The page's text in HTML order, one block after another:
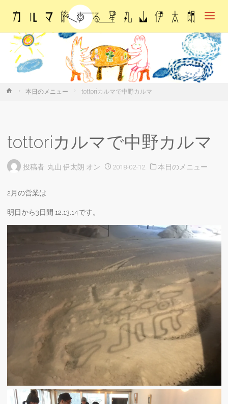
マ・
る
星・
丸山
伊太
ホ
本日のメニュー tottoriカルマで中野カルマ
tottoriカルマで中野カルマ
投稿者: 丸山 伊太朗 オン 2018-02-12 本日のメニュー
2月の営業は
明日から3日間 12.13.14です。